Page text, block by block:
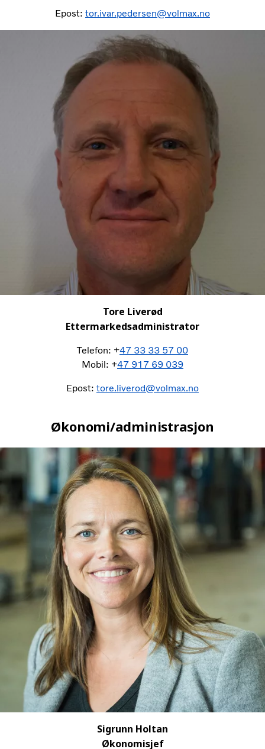
Epost: tor.ivar.pedersen@volmax.no
Tore Liverød
Ettermarkedsadministrator
Telefon: +47 33 33 57 00
Mobil: +47 917 69 039
Epost: tore.liverod@volmax.no
Økonomi/administrasjon
Sigrunn Holtan
Økonomisjef